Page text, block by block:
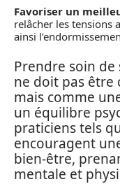
Favoriser un
relâcher les tensions
ainsi
Prendre soin de
ne doit pas être
mais comme
un équilibre
praticiens tels
encouragent
bien-être,
mentale et